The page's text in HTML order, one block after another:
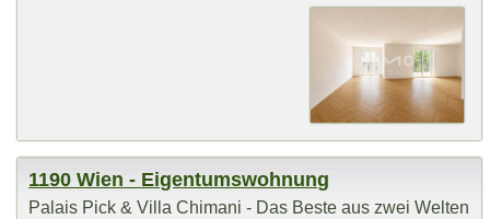
1190 Wien - Eigentumswohnung
Palais Pick & Villa Chimani - Das Beste aus zwei Welten